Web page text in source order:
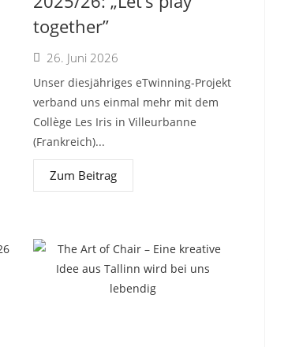
together”
26. Juni 2026
Unser diesjähriges eTwinning-Projekt
verband uns einmal mehr mit dem
Collège Les Iris in Villeurbanne
(Frankreich)...
Zum Beitrag